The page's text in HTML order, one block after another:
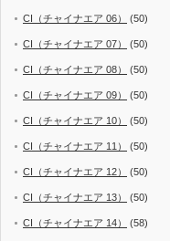
CI（チャイナエア 06） (50)
CI（チャイナエア 07） (50)
CI（チャイナエア 08） (50)
CI（チャイナエア 09） (50)
CI（チャイナエア 10） (50)
CI（チャイナエア 11） (50)
CI（チャイナエア 12） (50)
CI（チャイナエア 13） (50)
CI（チャイナエア 14） (58)